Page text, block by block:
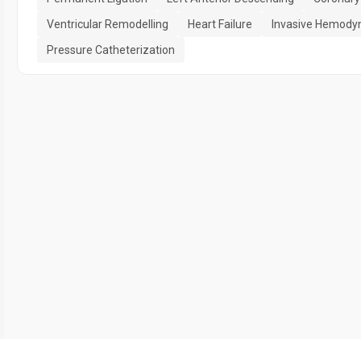
Ventricular Remodelling
Heart Failure
Invasive
Pressure Catheterization